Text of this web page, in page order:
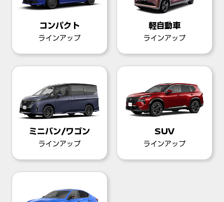
コンパクト
ラインアップ
軽自動車
ラインアップ
ミニバン/ワゴン
ラインアップ
SUV
ラインアップ